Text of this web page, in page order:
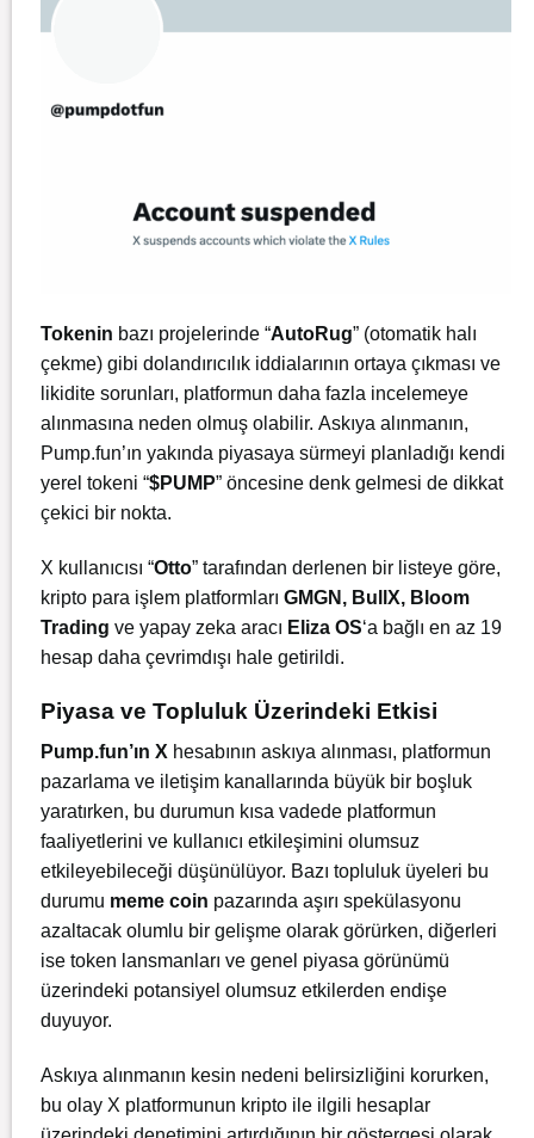
Tokenin bazı projelerinde “AutoRug” (otomatik halı
çekme) gibi dolandırıcılık iddialarının ortaya çıkması ve
likidite sorunları, platformun daha fazla incelemeye
alınmasına neden olmuş olabilir. Askıya alınmanın,
Pump.fun’ın yakında piyasaya sürmeyi planladığı kendi
yerel tokeni “$PUMP” öncesine denk gelmesi de dikkat
çekici bir nokta.
X kullanıcısı “Otto” tarafından derlenen bir listeye göre,
kripto para işlem platformları GMGN, BullX, Bloom
Trading ve yapay zeka aracı Eliza OS‘a bağlı en az 19
hesap daha çevrimdışı hale getirildi.
Piyasa ve Topluluk Üzerindeki Etkisi
Pump.fun’ın X hesabının askıya alınması, platformun
pazarlama ve iletişim kanallarında büyük bir boşluk
yaratırken, bu durumun kısa vadede platformun
faaliyetlerini ve kullanıcı etkileşimini olumsuz
etkileyebileceği düşünülüyor. Bazı topluluk üyeleri bu
durumu meme coin pazarında aşırı spekülasyonu
azaltacak olumlu bir gelişme olarak görürken, diğerleri
ise token lansmanları ve genel piyasa görünümü
üzerindeki potansiyel olumsuz etkilerden endişe
duyuyor.
Askıya alınmanın kesin nedeni belirsizliğini korurken,
bu olay X platformunun kripto ile ilgili hesaplar